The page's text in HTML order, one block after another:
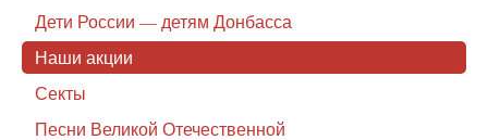
Дети России — детям Донбасса
Наши акции
Секты
Песни Великой Отечественной